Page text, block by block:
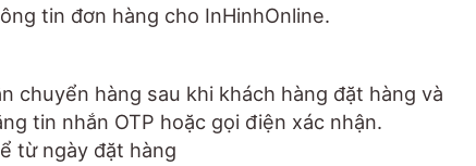
tin đơn hàng cho InHinhOnline.
chuyển hàng sau khi khách hàng đặt hàng và
tin nhắn OTP hoặc gọi điện xác nhận.
từ ngày đặt hàng